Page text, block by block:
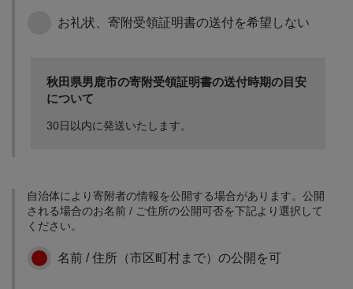
新たなビジネスチャレン
域産品の販路拡大に向け
業者に対し支援を行いま
市長が選ぶ取組みのため
に
お礼状、寄附受領証明書の送付を希望しない
秋田県男鹿市の寄附受領証明書の送付時期の目安
について
30日以内に発送いたします。
自治体により寄附者の情報を公開する場合があります。公開
される場合のお名前 / ご住所の公開可否を下記より選択して
ください。
名前 / 住所（市区町村まで）の公開を可